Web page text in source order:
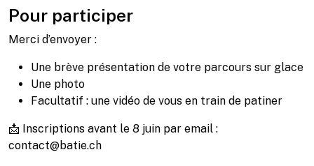
Pour participer
Merci d’envoyer :
Une brève présentation de votre parcours sur glace
Une photo
Facultatif : une vidéo de vous en train de patiner
📩 Inscriptions avant le 8 juin par email :
contact@batie.ch